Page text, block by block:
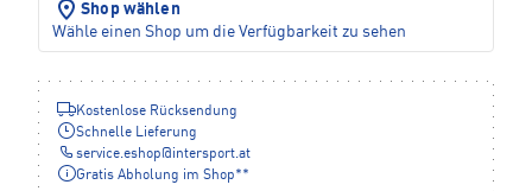
Shop wählen
Wähle einen Shop um die Verfügbarkeit zu sehen
Kostenlose Rücksendung
Schnelle Lieferung
service.eshop@intersport.at
Gratis Abholung im Shop**